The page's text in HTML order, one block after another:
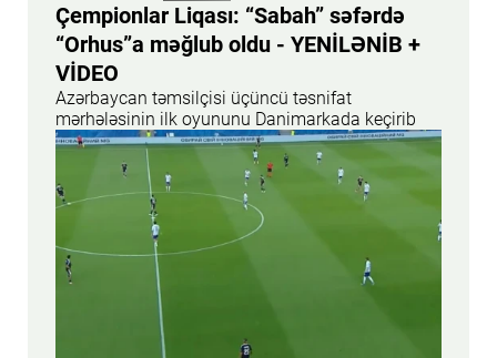
Çempionlar Liqası: “Sabah” səfərdə
“Orhus”a məğlub oldu - YENİLƏNİB +
VİDEO
Azərbaycan təmsilçisi üçüncü təsnifat
mərhələsinin ilk oyununu Danimarkada keçirib